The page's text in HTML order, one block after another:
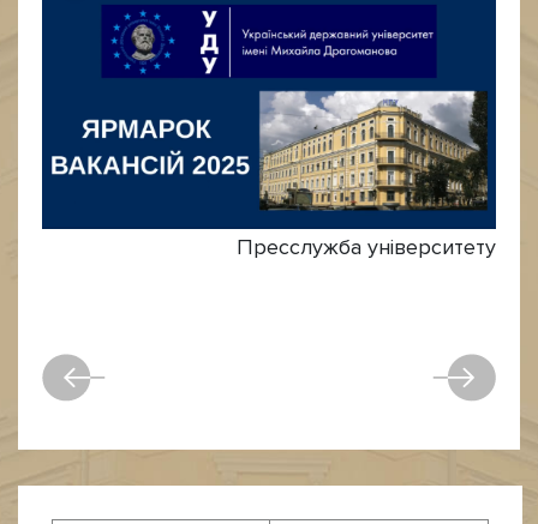
Пресслужба університету